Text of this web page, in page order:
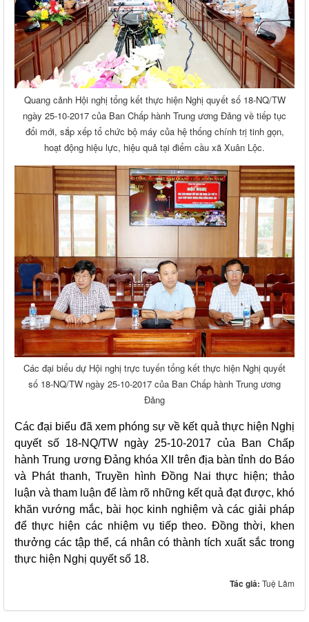
Quang cảnh Hội nghị tổng kết thực hiện Nghị quyết số 18-NQ/TW
ngày 25-10-2017 của Ban Chấp hành Trung ương Đảng về tiếp tục
đổi mới, sắp xếp tổ chức bộ máy của hệ thống chính trị tinh gọn,
hoạt động hiệu lực, hiệu quả tại điểm cầu xã Xuân Lộc.
Các đại biểu dự Hội nghị trực tuyến tổng kết thực hiện Nghị quyết
số 18-NQ/TW ngày 25-10-2017 của Ban Chấp hành Trung ương
Đảng
Các đại biểu đã xem phóng sự về kết quả thực hiện Nghị
quyết số 18-NQ/TW ngày 25-10-2017 của Ban Chấp
hành Trung ương Đảng khóa XII trên địa bàn tỉnh do Báo
và Phát thanh, Truyền hình Đồng Nai thực hiện; thảo
luận và tham luận để làm rõ những kết quả đạt được, khó
khăn vướng mắc, bài học kinh nghiệm và các giải pháp
để thực hiện các nhiệm vụ tiếp theo. Đồng thời, khen
thưởng các tập thể, cá nhân có thành tích xuất sắc trong
thực hiện Nghị quyết số 18.
Tác giả: Tuệ Lâm